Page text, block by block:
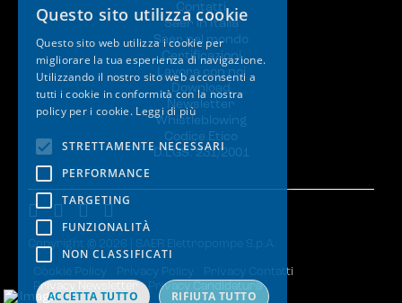
Contatti
Saer in Italia
Saer nel mondo
Certificazioni
Lavora con noi
Download
Newsletter
Whistleblowing
Codice Etico
D.LGS. 231/2001
Copyright © 2026 | SAER Elettropompe S.p.A.
Privacy Contatti
Privacy Newsletter
Privacy Candidatura
ITALIAN
ENGLISH
SPANISH
FRENCH
Questo sito utilizza cookie
Questo sito web utilizza i cookie per
migliorare la tua esperienza di navigazione.
Utilizzando il nostro sito web acconsenti a
tutti i cookie in conformità con la nostra
policy per i cookie. Leggi di più
STRETTAMENTE NECESSARI
PERFORMANCE
TARGETING
FUNZIONALITÀ
NON CLASSIFICATI
ACCETTA TUTTO RIFIUTA TUTTO